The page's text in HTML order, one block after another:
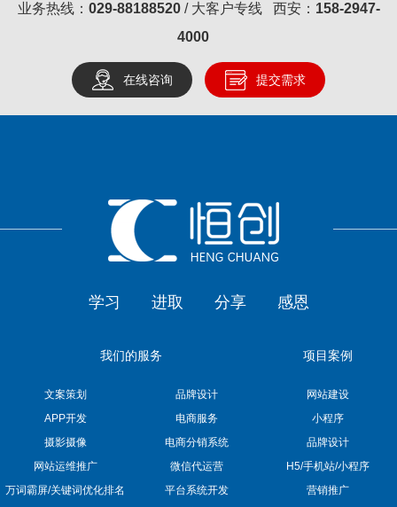
业务热线： 029-88188520/ 大客户专线 西安： 158-2947-
4000
在线咨询 提交需求
学习 进取 分享 感恩
我们的服务
文案策划
品牌设计
APP开发
电商服务
摄影摄像
电商分销系统
网站运维推广
微信代运营
万词霸屏/关键词优化排名
平台系统开发
项目案例
网站建设
小程序
品牌设计
H5/手机站/小程序
营销推广